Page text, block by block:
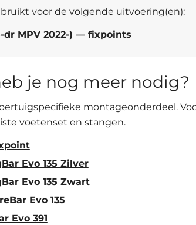
voor de volgende uitvoering(en):
dr MPV 2022-) — fixpoints
je nog meer nodig?
montageonderdeel.
voetenset en stangen.
Evo 135 Zilver
Evo 135 Zwart
Evo 135
Evo 391